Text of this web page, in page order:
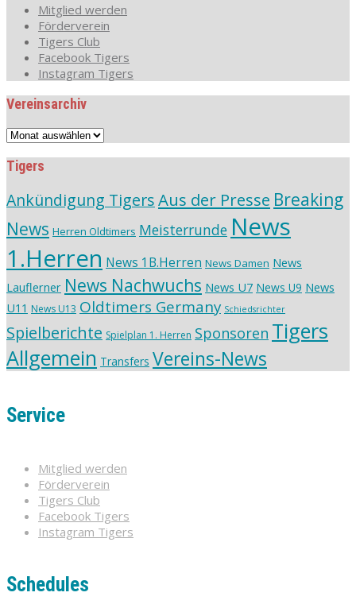
Mitglied werden
Förderverein
Tigers Club
Facebook Tigers
Instagram Tigers
Vereinsarchiv
Vereinsarchiv
Tigers
Ankündigung TigersAus der Presse Breaking
News Herren Oldtimers Meisterrunde News
1.Herren News 1B.Herren News Damen News
Lauflerner News Nachwuchs News U7 News U9 News
U11 News U13 Oldtimers Germany Schiedsrichter
Spielberichte Spielplan 1. Herren Sponsoren Tigers
Allgemein Transfers Vereins-News
Service
Mitglied werden
Förderverein
Tigers Club
Facebook Tigers
Instagram Tigers
Schedules